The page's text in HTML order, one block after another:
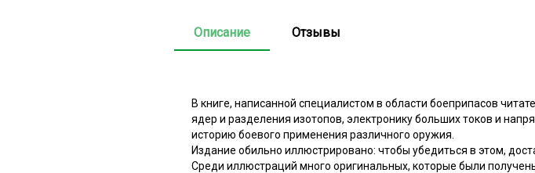
Описание Отзывы
В книге, написанной специалистом в области боеприпасов
ядер и разделения изотопов, электронику больших токов и
историю боевого применения различного оружия.
Издание обильно иллюстрировано: чтобы убедиться в этом,
Среди иллюстраций много оригинальных, которые были